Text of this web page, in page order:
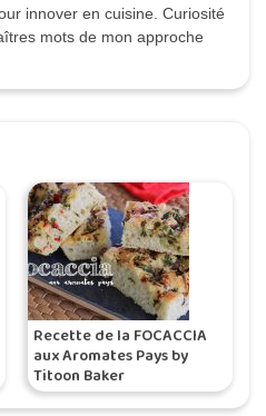
innover en cuisine. Curiosité
mots de mon approche
Recette de la FOCACCIA
aux Aromates Pays by
Titoon Baker